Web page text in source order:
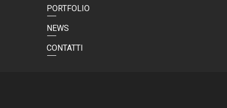
PORTFOLIO
NEWS
CONTATTI